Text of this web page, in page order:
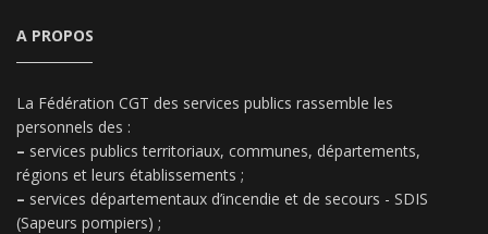
A PROPOS
La Fédération CGT des services publics rassemble les
personnels des :
– services publics territoriaux, communes, départements,
régions et leurs établissements ;
– services départementaux d’incendie et de secours - SDIS
(Sapeurs pompiers) ;